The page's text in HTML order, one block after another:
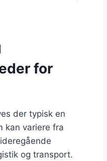
for
der typisk en
kan variere fra
og transport.